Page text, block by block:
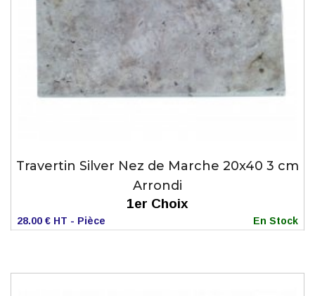
Travertin Silver Nez de Marche 20x40 3 cm
Arrondi
1er Choix
28.00 € HT - Pièce En Stock